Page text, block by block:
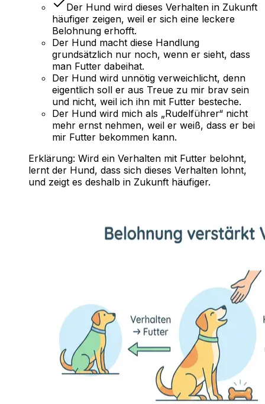
Der Hund wird dieses Verhalten in Zukunft
häufiger zeigen, weil er sich eine leckere
Belohnung erhofft.
Der Hund macht diese Handlung
grundsätzlich nur noch, wenn er sieht, dass
man Futter dabeihat.
Der Hund wird unnötig verweichlicht, denn
eigentlich soll er aus Treue zu mir brav sein
und nicht, weil ich ihn mit Futter besteche.
Der Hund wird mich als „Rudelführer“ nicht
mehr ernst nehmen, weil er weiß, dass er bei
mir Futter bekommen kann.
Erklärung: Wird ein Verhalten mit Futter belohnt,
lernt der Hund, dass sich dieses Verhalten lohnt,
und zeigt es deshalb in Zukunft häufiger.